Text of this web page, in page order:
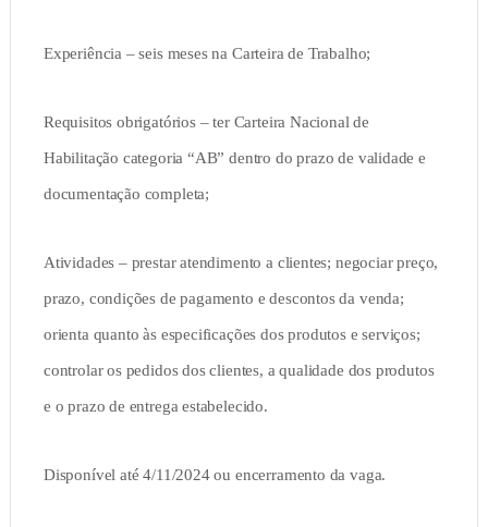
Experiência – seis meses na Carteira de Trabalho;
Requisitos obrigatórios – ter Carteira Nacional de
Habilitação categoria “AB” dentro do prazo de validade e
documentação completa;
Atividades – prestar atendimento a clientes; negociar preço,
prazo, condições de pagamento e descontos da venda;
orienta quanto às especificações dos produtos e serviços;
controlar os pedidos dos clientes, a qualidade dos produtos
e o prazo de entrega estabelecido.
Disponível até 4/11/2024 ou encerramento da vaga.